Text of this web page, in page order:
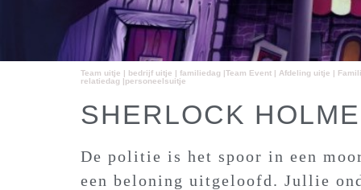
Team uitje | bedrijf uitje | familiedag |Team Event | Afdeling uitje |
relatiedag |personeelsuitje
SHERLOCK
De politie is het spoor in een
een beloning uitgeloofd. Jullie